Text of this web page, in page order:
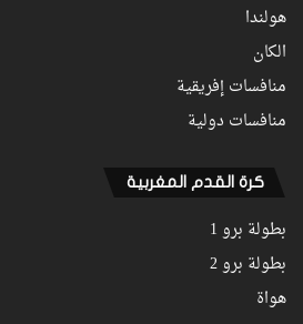
هولندا
الكان
منافسات إفريقية
منافسات دولية
كرة القدم المغربية
بطولة برو 1
بطولة برو 2
هواة